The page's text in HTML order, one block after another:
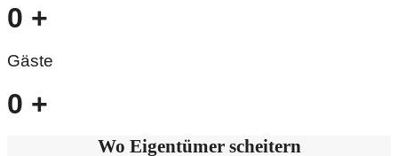
0 +
Gäste
0 +
Wo Eigentümer scheitern